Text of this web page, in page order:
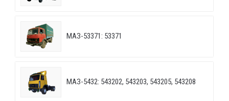
МАЗ-53371: 53371
МАЗ-5432: 543202, 543203, 543205, 543208